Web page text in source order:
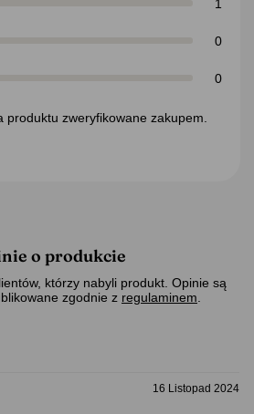
1
0
0
produktu zweryfikowane zakupem.
o produkcie
którzy nabyli produkt. Opinie są
zgodnie z regulaminem
16 Listopad 2024